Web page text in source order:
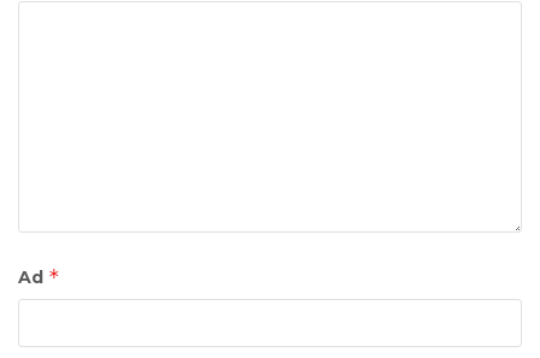
Ad *